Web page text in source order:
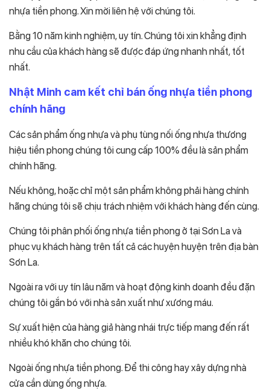
nhựa tiền phong. Xin mời liên hệ với chúng tôi.
Bằng 10 năm kinh nghiệm, uy tín. Chúng tôi xin khẳng định
nhu cầu của khách hàng sẽ được đáp ứng nhanh nhất, tốt
nhất.
Nhật Minh cam kết chỉ bán ống nhựa tiền phong
chính hãng
Các sản phẩm ống nhựa và phụ tùng nối ống nhựa thương
hiệu tiền phong chúng tôi cung cấp 100% đều là sản phẩm
chính hãng.
Nếu không, hoặc chỉ một sản phẩm không phải hàng chính
hãng chúng tôi sẽ chịu trách nhiệm với khách hàng đến cùng.
Chúng tôi phân phối ống nhựa tiền phong ở tại Sơn La và
phục vụ khách hàng trên tất cả các huyện huyện trên địa bàn
Sơn La.
Ngoài ra với uy tín lâu năm và hoạt động kinh doanh đều đặn
chúng tôi gắn bó với nhà sản xuất như xương máu.
Sự xuất hiện của hàng giả hàng nhái trực tiếp mang đến rất
nhiều khó khăn cho chúng tôi.
Ngoài ống nhựa tiền phong. Để thi công hay xây dựng nhà
cửa cần dùng ống nhựa.